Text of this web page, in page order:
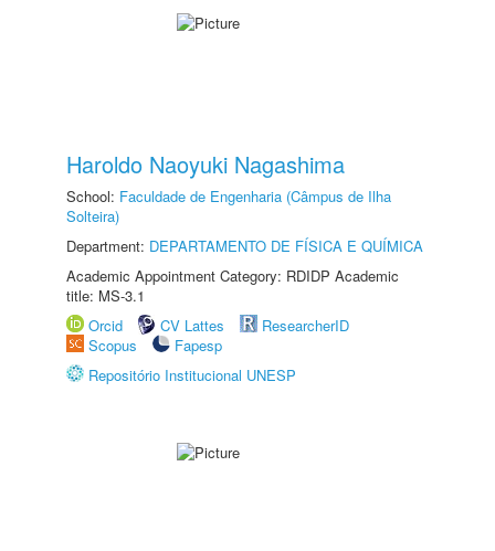
Haroldo Naoyuki Nagashima
School: Faculdade de Engenharia (Câmpus de Ilha
Solteira)
Department: DEPARTAMENTO DE FÍSICA E QUÍMICA
Academic Appointment Category: RDIDP Academic
title: MS-3.1
Orcid
CV Lattes
ResearcherID
Scopus
Fapesp
Repositório Institucional UNESP